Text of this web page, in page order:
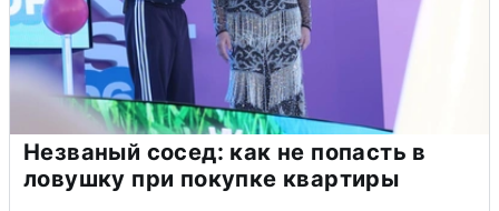
Незваный сосед: как не попасть в
ловушку при покупке квартиры